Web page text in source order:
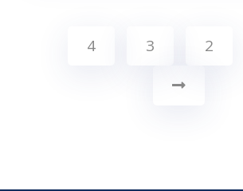
2
3
4